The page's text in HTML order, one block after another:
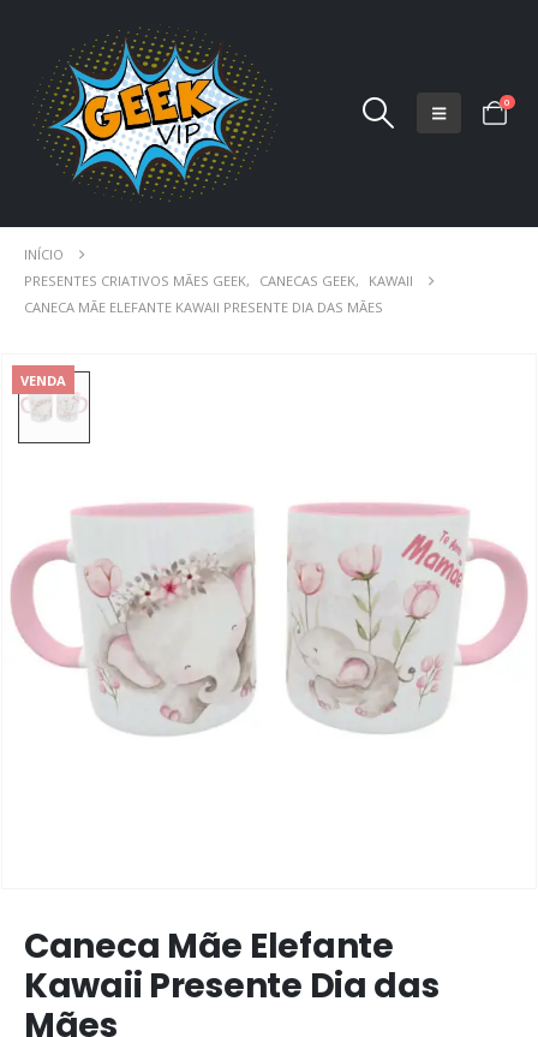
0
INÍCIO
PRESENTES CRIATIVOS MÃES GEEK, CANECAS GEEK,
KAWAII
CANECA MÃE ELEFANTE KAWAII PRESENTE DIA DAS MÃES
VENDA
Caneca Mãe Elefante
Kawaii Presente Dia das
Mães